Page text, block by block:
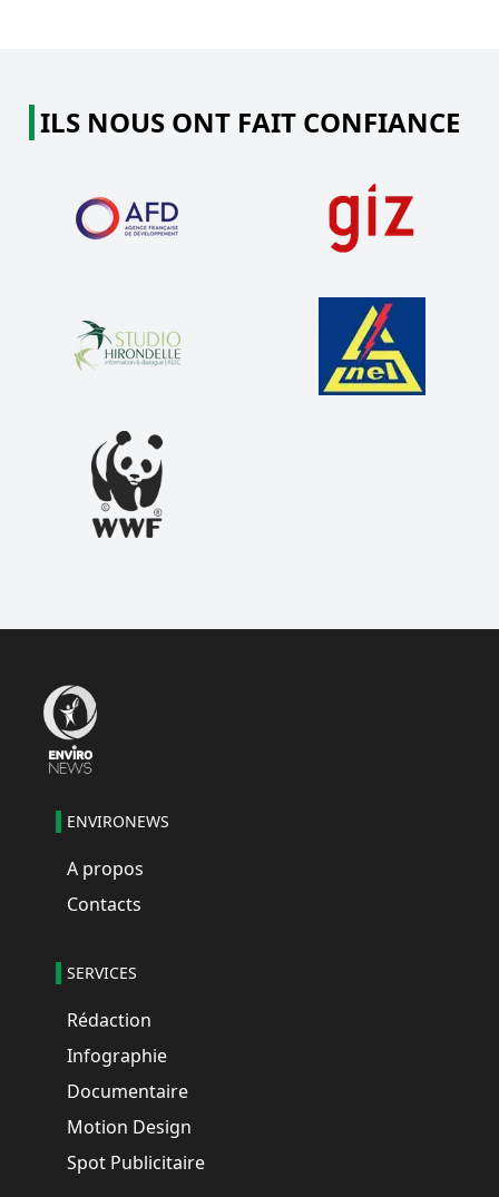
ILS NOUS ONT FAIT CONFIANCE
ENVIRONEWS
A propos
Contacts
SERVICES
Rédaction
Infographie
Documentaire
Motion Design
Spot Publicitaire